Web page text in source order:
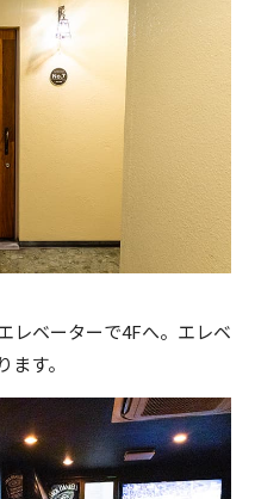
レベーターで4Fへ。エレベ
す。